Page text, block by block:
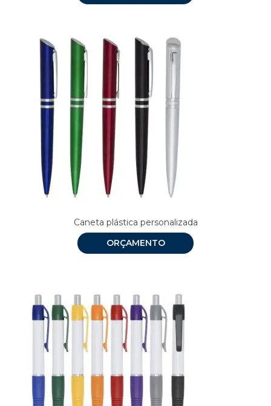
Caneta plástica personalizada
ORÇAMENTO